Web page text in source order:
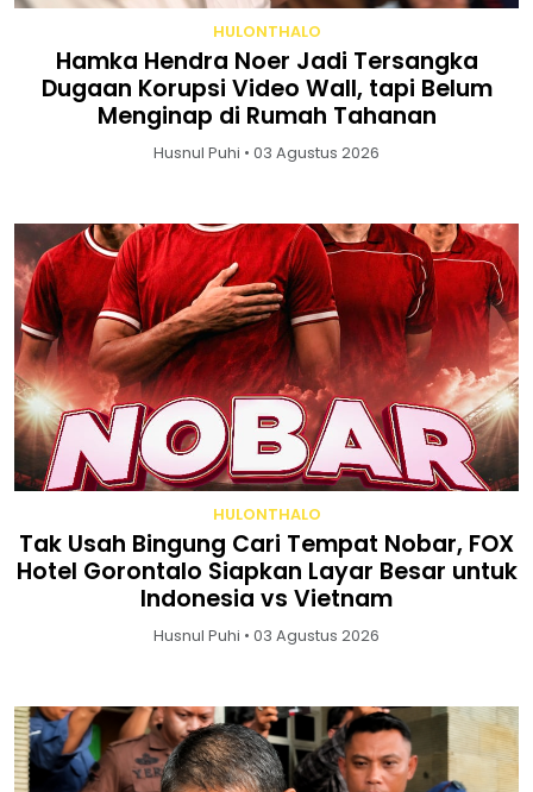
HULONTHALO
Hamka Hendra Noer Jadi Tersangka
Dugaan Korupsi Video Wall, tapi Belum
Menginap di Rumah Tahanan
Husnul Puhi • 03 Agustus 2026
HULONTHALO
Tak Usah Bingung Cari Tempat Nobar, FOX
Hotel Gorontalo Siapkan Layar Besar untuk
Indonesia vs Vietnam
Husnul Puhi • 03 Agustus 2026